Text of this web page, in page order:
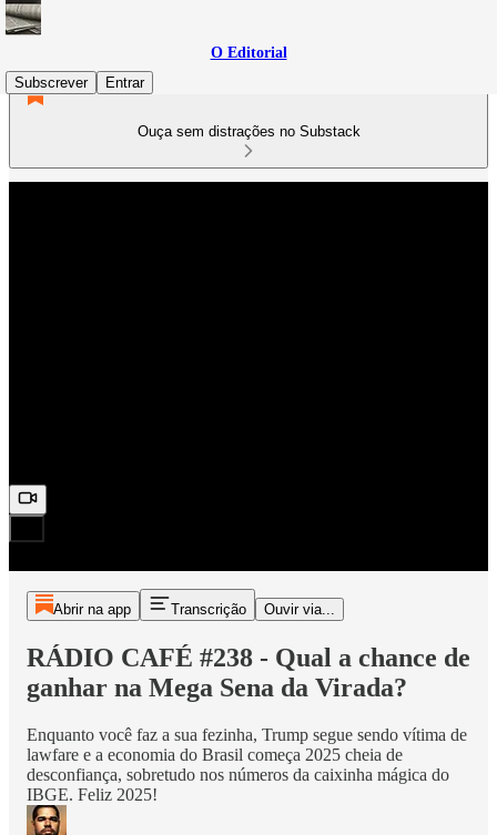
O Editorial
Subscrever
Entrar
Ouça sem distrações no Substack
Abrir na app Transcrição Ouvir via...
RÁDIO CAFÉ #238 - Qual a chance de
ganhar na Mega Sena da Virada?
Enquanto você faz a sua fezinha, Trump segue sendo vítima de
lawfare e a economia do Brasil começa 2025 cheia de
desconfiança, sobretudo nos números da caixinha mágica do
IBGE. Feliz 2025!